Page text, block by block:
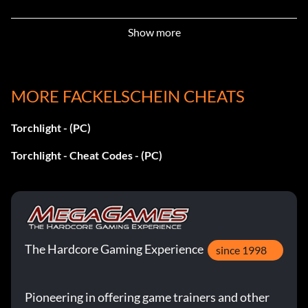
Fisch fütterst.
Am Rande des Abgrunds
Zielsetzung: Brink besiegen
Nur ein Meister des Bösen
Show more
MORE FACKELSCHEIN CHEATS
Torchlight - (PC)
Torchlight - Cheat Codes - (PC)
The Hardcore Gaming Experience since 1998
Pioneering in offering game trainers and other